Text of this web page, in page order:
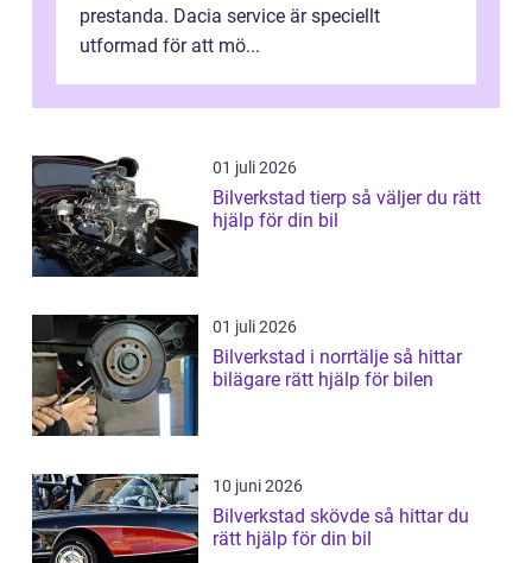
prestanda. Dacia service är speciellt
utformad för att mö...
01 juli 2026
Bilverkstad tierp så väljer du rätt
hjälp för din bil
01 juli 2026
Bilverkstad i norrtälje så hittar
bilägare rätt hjälp för bilen
10 juni 2026
Bilverkstad skövde så hittar du
rätt hjälp för din bil